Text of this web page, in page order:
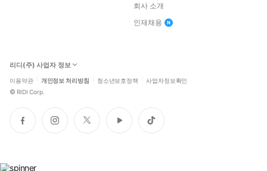
회사 소개
인재채용
리디(주) 사업자 정보
이용약관 개인정보 처리방침 청소년보호정책 사업자정보확인
© RIDI Corp.
페
이
인
스
트
위
유
튜
틱
톡